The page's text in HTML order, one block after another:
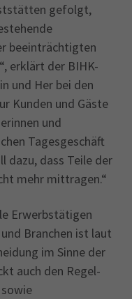
gefolgt,
beeinträchtigten
erklärt der BIHK-
und Her bei den
Kunden und Gäste
und
Tagesgeschäft
dazu, dass Teile der
mehr mittragen.“
Erwerbstätigen
Branchen ist laut
im Sinne der
auch den Regel-